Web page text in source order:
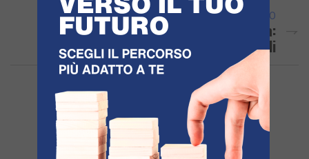
ARTICOLO SUCCESSIVO
Aveva Un’auto Rubata Nel Cortile Di Casa:
Nei Guai Un 28enne Di Pozzuoli